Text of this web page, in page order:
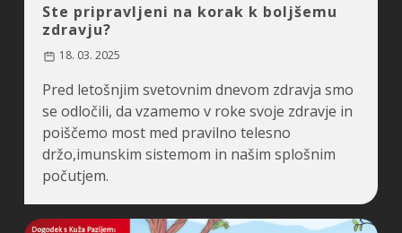
Ste pripravljeni na korak k boljšemu
zdravju?
18. 03. 2025
Pred letošnjim svetovnim dnevom zdravja smo
se odločili, da vzamemo v roke svoje zdravje in
poiščemo most med pravilno telesno
držo,imunskim sistemom in našim splošnim
počutjem.